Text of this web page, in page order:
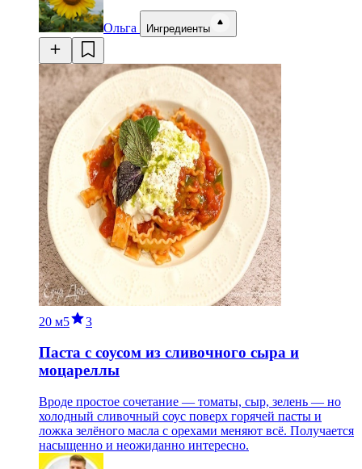
Ольга Ингредиенты
20 м5 3
Паста с соусом из сливочного сыра и
моцареллы
Вроде простое сочетание — томаты, сыр, зелень — но
холодный сливочный соус поверх горячей пасты и
ложка зелёного масла с орехами меняют всё. Получается
насыщенно и неожиданно интересно.